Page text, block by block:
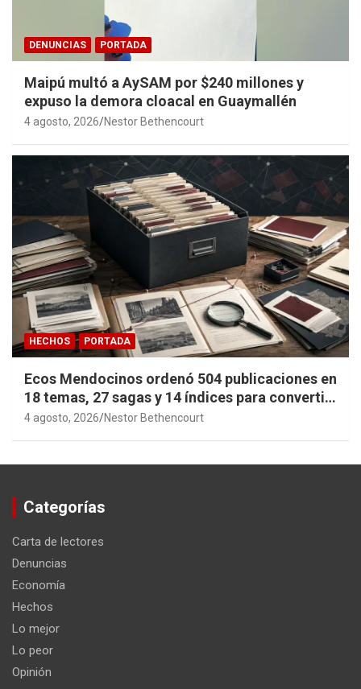
DENUNCIAS PORTADA
Maipú multó a AySAM por $240 millones y
expuso la demora cloacal en Guaymallén
4 agosto, 2026 Nestor Bethencourt
HECHOS PORTADA
Ecos Mendocinos ordenó 504 publicaciones en
18 temas, 27 sagas y 14 índices para convertir
años de investigación en memoria pública
4 agosto, 2026 Nestor Bethencourt
Categorías
Carta de lectores
Denuncias
Economía
Hechos
Lo mejor
Lo peor
Opinión